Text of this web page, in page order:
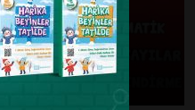
GENEL